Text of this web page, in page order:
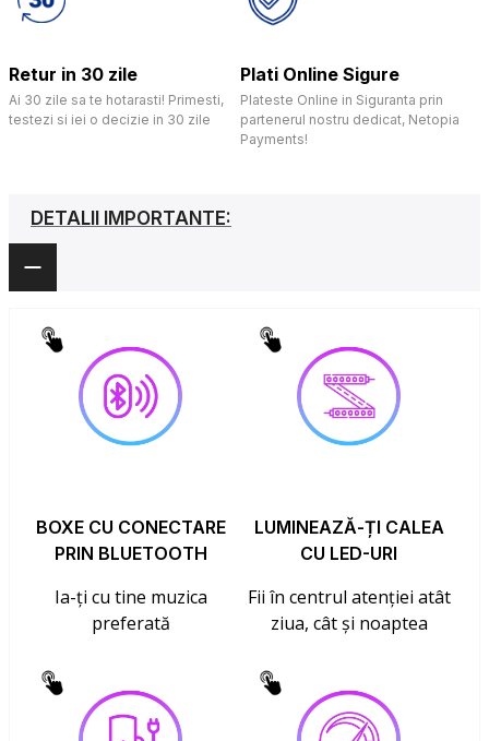
Retur in 30 zile
Ai 30 zile sa te hotarasti! Primesti,
testezi si iei o decizie in 30 zile
Plati Online Sigure
Plateste Online in Siguranta prin
partenerul nostru dedicat, Netopia
Payments!
DETALII IMPORTANTE:
BOXE CU CONECTARE
PRIN BLUETOOTH
Ia-ți cu tine muzica
preferată
LUMINEAZĂ-ȚI CALEA
CU LED-URI
Fii în centrul atenției atât
ziua, cât și noaptea